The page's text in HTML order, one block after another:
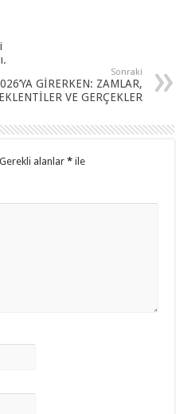
Sonraki
GİRERKEN: ZAMLAR,
VE GERÇEKLER
Gerekli alanlar* ile